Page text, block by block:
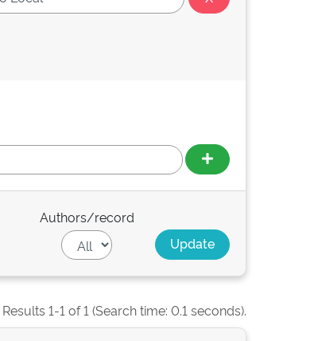
Authors/record
Results 1-1 of 1 (Search time: 0.1 seconds).